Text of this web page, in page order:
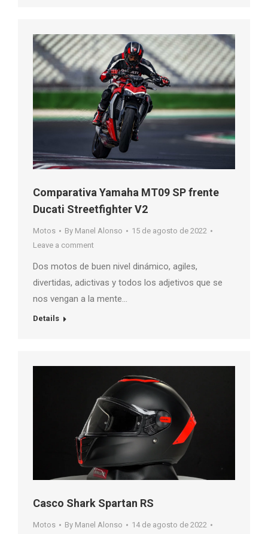
Comparativa Yamaha MT09 SP frente
Ducati Streetfighter V2
Motos By Manel Alonso
15 de agosto de 2022
Leave a comment
Dos motos de buen nivel dinámico, agiles,
divertidas, adictivas y todos los adjetivos que se
nos vengan a la mente…
Details
Casco Shark Spartan RS
Motos By Manel Alonso 14 de agosto de 2022